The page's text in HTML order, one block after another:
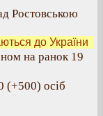
Ростовською
до України
на ранок 19
(+500) осіб